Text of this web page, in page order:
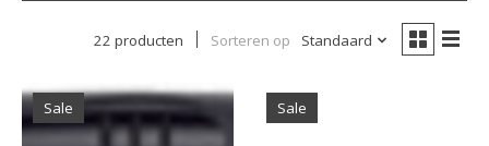
22 producten Sorteren op Standaard
Sale Sale